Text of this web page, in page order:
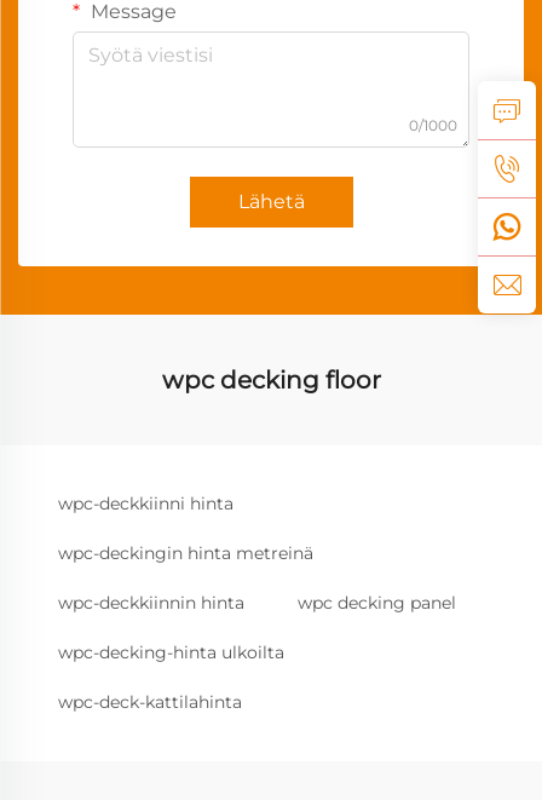
Message
0/1000
Lähetä
wpc decking floor
wpc-deckkiinni hinta
wpc-deckingin hinta metreinä
wpc-deckkiinnin hinta wpc decking panel
wpc-decking-hinta ulkoilta
wpc-deck-kattilahinta